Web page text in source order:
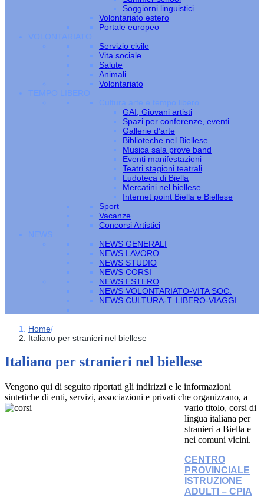
Soggiorni linguistici
Volontariato estero
Portale europeo
VOLONTARIATO
Servizio civile
Vita sociale
Salute
Animali
Volontariato
TEMPO LIBERO
Cultura arte e tempo libero
GAI, Giovani artisti
Spazi per conferenze, eventi
Gallerie d’arte
Biblioteche nel Biellese
Musica sala prove band
Eventi manifestazioni
Teatri stagioni teatrali
Ludoteca di Biella
Mercatini nel biellese
Internet point Biella e Biellese
Sport
Vacanze
Concorsi Artistici
NEWS
NEWS GENERALI
NEWS LAVORO
NEWS STUDIO
NEWS CORSI
NEWS ESTERO
NEWS VOLONTARIATO-VITA SOC.
NEWS CULTURA-T. LIBERO-VIAGGI
Home/
Italiano per stranieri nel biellese
Italiano per stranieri nel biellese
Vengono qui di seguito riportati gli indirizzi e le informazioni
sintetiche di enti, servizi, associazioni e privati che organizzano, a
vario titolo, corsi di
lingua italiana per
stranieri a Biella e
nei comuni vicini.
CENTRO
PROVINCIALE
ISTRUZIONE
ADULTI – CPIA